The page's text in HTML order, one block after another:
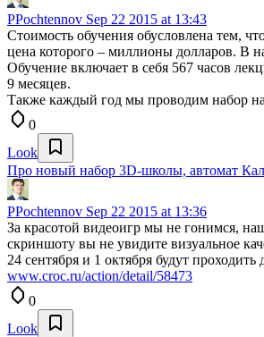
PPochtennov Sep 22 2015 at 13:43
Стоимость обучения обусловлена тем,
цена которого – миллионы долларов. В
Обучение включает в себя 567 часов
9 месяцев.
Также каждый год мы проводим набор на
0
Look
Про новый набор 3D-школы, автомат
PPochtennov Sep 22 2015 at 13:36
За красотой видеоигр мы не гонимся,
скриншоту вы не увидите визуальное
24 сентября и 1 октября будут
www.croc.ru/action/detail/58473
0
Look